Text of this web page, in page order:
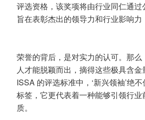
评选资格，该奖项将由行业同仁通过
旨在表彰杰出的领导力和行业影响力
荣誉的背后，是对实力的认可。那么
人才能脱颖而出，摘得这些极具含金
ISSA 的评选标准中，‘新兴领袖’绝
标签，它更代表着一种能够引领行
质。